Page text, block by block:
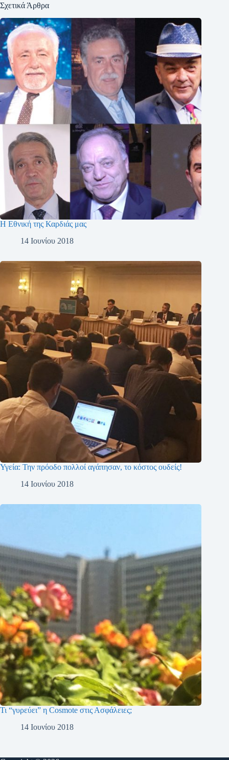
Σχετικά Άρθρα
Η Εθνική της Καρδιάς μας
14 Ιουνίου 2018
Υγεία: Την πρόοδο πολλοί αγάπησαν, το κόστος ουδείς!
14 Ιουνίου 2018
Τι “γυρεύει” η Cosmote στις Ασφάλειες;
14 Ιουνίου 2018